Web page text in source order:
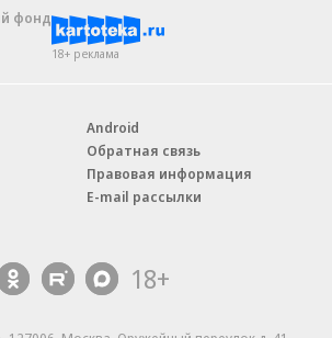
фонд
18+ реклама
Android
Обратная связь
Правовая информация
E-mail рассылки
18+